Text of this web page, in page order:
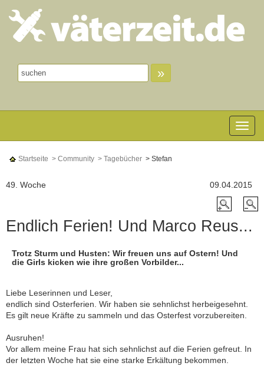
»
Toggle
Startseite > Community > Tagebücher > Stefan
09.04.2015
49. Woche
Endlich Ferien! Und Marco Reus...
Trotz Sturm und Husten: Wir freuen uns auf Ostern! Und
die Girls kicken wie ihre großen Vorbilder...
Liebe Leserinnen und Leser,
endlich sind Osterferien. Wir haben sie sehnlichst herbeigesehnt.
Es gilt neue Kräfte zu sammeln und das Osterfest vorzubereiten.
Ausruhen!
Vor allem meine Frau hat sich sehnlichst auf die Ferien gefreut. In
der letzten Woche hat sie eine starke Erkältung bekommen.